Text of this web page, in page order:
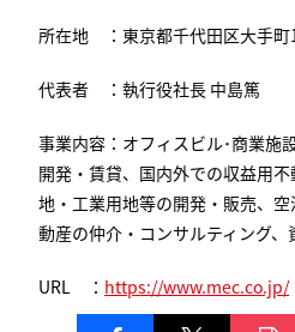
所在地 ：東京都千代田区大手町
代表者 ：執行役社長 中島篤
事業内容：オフィスビル･商業施
開発・賃貸、国内外での収益用
地・工業用地等の開発・販売、
動産の仲介・コンサルティング、
URL ： https://www.mec.co.jp/